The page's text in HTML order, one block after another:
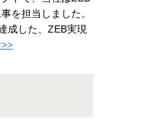
を担当しました。
成した、ZEB実現